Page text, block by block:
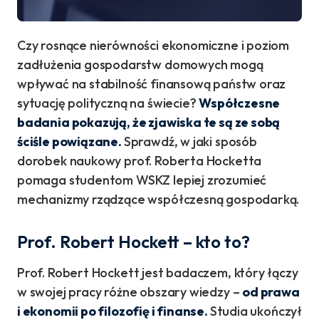
Czy rosnące nierówności ekonomiczne i poziom
zadłużenia gospodarstw domowych mogą
wpływać na stabilność finansową państw oraz
sytuację polityczną na świecie?Współczesne
badania pokazują, że zjawiska te są ze sobą
ściśle powiązane.Sprawdź, w jaki sposób
dorobek naukowy prof. Roberta Hocketta
pomaga studentom WSKZ lepiej zrozumieć
mechanizmy rządzące współczesną gospodarką.
Prof. Robert Hockett – kto to?
Prof. Robert Hockett jest badaczem, który łączy
w swojej pracy różne obszary wiedzy – od prawa
i ekonomii po filozofię i finanse.Studia ukończył